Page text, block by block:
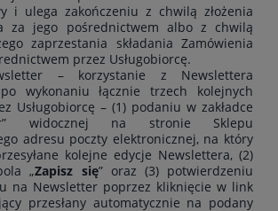
i ulega zakończeniu z chwilą złożenia
za jego pośrednictwem albo z chwilą
zaprzestania składania Zamówienia
przez Usługobiorcę.
– korzystanie z Newslettera
wykonaniu łącznie trzech kolejnych
Usługobiorcę – (1) podaniu w zakładce
widocznej na stronie Sklepu
adresu poczty elektronicznej, na który
kolejne edycje Newslettera, (2)
„Zapisz się” oraz (3) potwierdzeniu
na Newsletter poprzez kliknięcie w link
przesłany automatycznie na podany